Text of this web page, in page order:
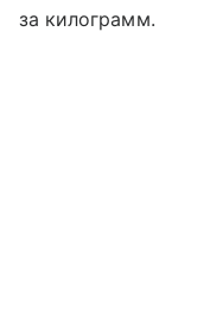
за килограмм.